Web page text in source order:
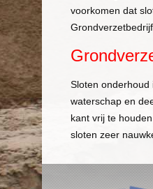
voorkomen dat
Sloten
waterschap en
kant vrij te
sloten zeer